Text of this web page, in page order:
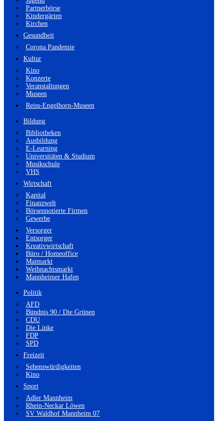
Partnerbörse
Kindergärten
Kirchen
Gesundheit
Corona Pandemie
Kultur
Kino
Konzerte
Veranstaltungen
Museen
Reiss-Engelhorn-Museen
Bildung
Bibliotheken
Ausbildung
E-Learning
Universitäten & Studium
Musikschule
VHS
Wirtschaft
Kapital
Finanzwelt
Börsennotierte Firmen
Gewerbe
Versorger
Entsorger
Kreativwirtschaft
Büro / Homeoffice
Maimarkt
Weihnachtsmarkt
Mannheimer Hafen
Politik
AFD
Bündnis 90 / Die Grünen
CDU
Die Linke
FDP
SPD
Freizeit
Sehenswürdigkeiten
Kino
Sport
Adler Mannheim
Rhein-Neckar Löwen
SV Waldhof Mannheim 07